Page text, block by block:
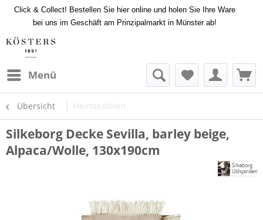
Click & Collect! Bestellen Sie hier online und holen Sie Ihre Ware
bei uns im Geschäft am Prinzipalmarkt in Münster ab!
Menü
Übersicht Heimtextilien
Silkeborg Decke Sevilla, barley beige,
Alpaca/Wolle, 130x190cm